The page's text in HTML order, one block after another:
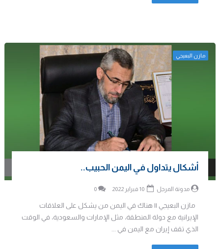
مازن البعيجي
أشكال يتداول في اليمن الحبيب..
مدونة المرجل 0
مازن البعيجي || هناك في اليمن من يشكل على العلاقات
الإيرانية مع دولة المنطقة، مثل الإمارات والسعودية، في الوقت
الذي تقف إيران مع اليمن في ...